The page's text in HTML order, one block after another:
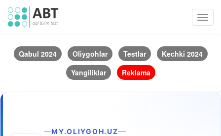
Qabul 2024 Oliygohlar Testlar
Kechki 2024
Yangiliklar
Reklama
MY.OLIYGOH.UZ